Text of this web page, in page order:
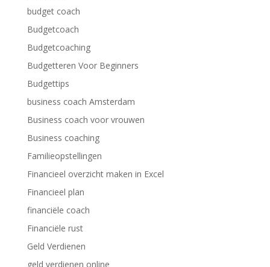
budget coach
Budgetcoach
Budgetcoaching
Budgetteren Voor Beginners
Budgettips
business coach Amsterdam
Business coach voor vrouwen
Business coaching
Familieopstellingen
Financieel overzicht maken in Excel
Financieel plan
financiële coach
Financiële rust
Geld Verdienen
geld verdienen online